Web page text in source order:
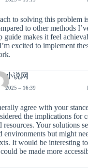
to solving this problem
to other methods
guide makes it feel
excited to implement
小说网
2025 – 16:39
agree with your
the implications for
Your solutions
environments but might
It would be interesting
be made more